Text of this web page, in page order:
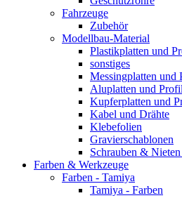
Fahrzeuge
Zubehör
Modellbau-Material
Plastikplatten und
sonstiges
Messingplatten und
Aluplatten und
Kupferplatten und
Kabel und Drähte
Klebefolien
Gravierschablonen
Schrauben &
Farben & Werkzeuge
Farben - Tamiya
Tamiya - Farben